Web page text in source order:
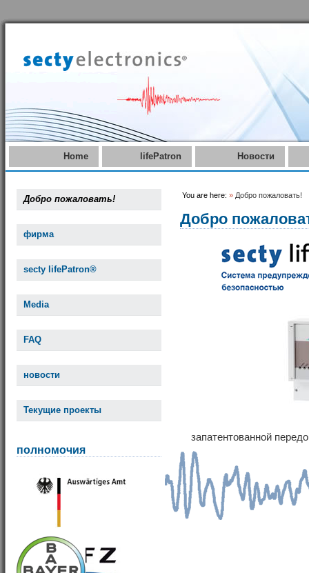
Home lifePatron Новости
Добро пожаловать!
фирма
secty lifePatron®
Media
FAQ
новости
Текущие проекты
полномочия
You are here: » Добро пожаловать!
Добро
запатентованной